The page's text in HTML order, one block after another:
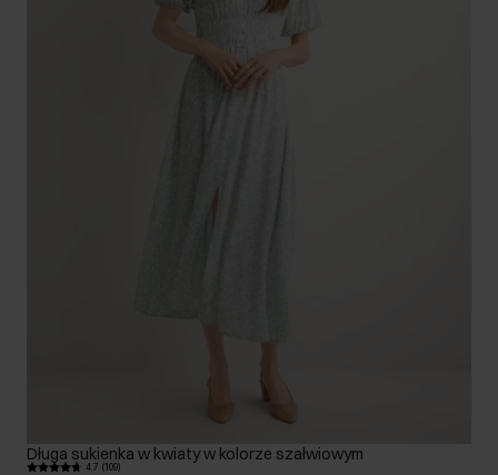
Długa sukienka w kwiaty w kolorze szałwiowym
4.7 (109)